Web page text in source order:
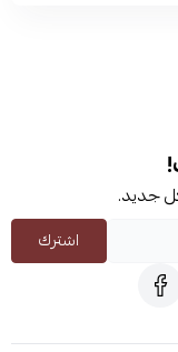
جديد.
اشترك